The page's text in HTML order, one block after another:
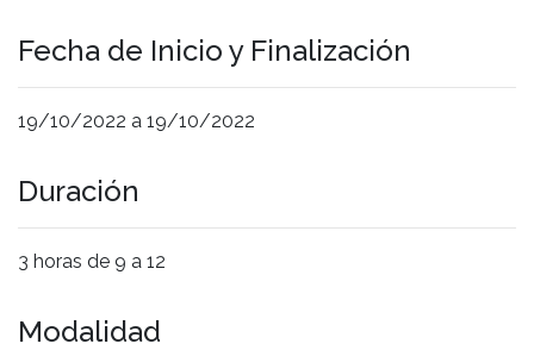
Fecha de Inicio y Finalización
19/10/2022 a 19/10/2022
Duración
3 horas de 9 a 12
Modalidad